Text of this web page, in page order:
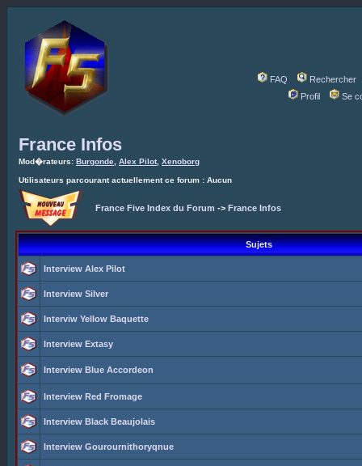
FAQ
Rechercher
Profil
Se
France Infos
Mod�rateurs: Burgonde Alex Pilot, Xenoborg
Utilisateurs parcourant actuellement ce forum : Aucun
France Five Index du Forum -> France Infos
Sujets
Interview Alex Pilot
Interview Silver
Interviw Yellow Baquette
Interview Extasy
Interview Blue Accordeon
Interview Red Fromage
Interview Black Beaujolais
Interview Gourournithoryqnue